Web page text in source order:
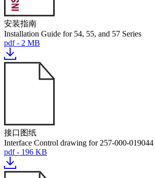
安装指南
Installation Guide for 54, 55, and 57 Series
pdf - 2 MB
接口图纸
Interface Control drawing for 257-000-019044
pdf - 196 KB